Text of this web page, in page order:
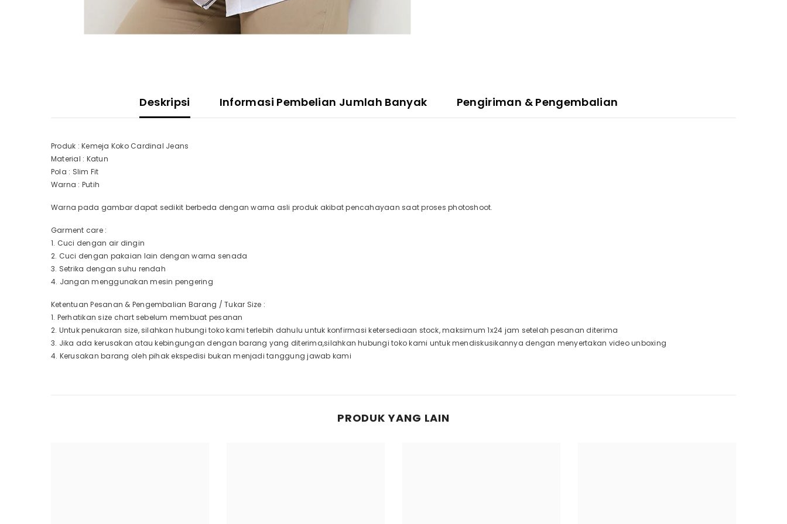
Deskripsi Informasi Pembelian Jumlah Banyak Pengiriman & Pengembalian
Produk : Kemeja Koko Cardinal Jeans
Material : Katun
Pola : Slim Fit
Warna : Putih
Warna pada gambar dapat sedikit berbeda dengan warna asli produk akibat pencahayaan saat proses photoshoot.
Garment care :
1. Cuci dengan air dingin
2. Cuci dengan pakaian lain dengan warna senada
3. Setrika dengan suhu rendah
4. Jangan menggunakan mesin pengering
Ketentuan Pesanan & Pengembalian Barang / Tukar Size :
1. Perhatikan size chart sebelum membuat pesanan
2. Untuk penukaran size, silahkan hubungi toko kami terlebih dahulu untuk konfirmasi ketersediaan stock, maksimum 1x24 jam setelah pesanan diterima
3. Jika ada kerusakan atau kebingungan dengan barang yang diterima,silahkan hubungi toko kami untuk mendiskusikannya dengan menyertakan video unboxing
4. Kerusakan barang oleh pihak ekspedisi bukan menjadi tanggung jawab kami
PRODUK YANG LAIN